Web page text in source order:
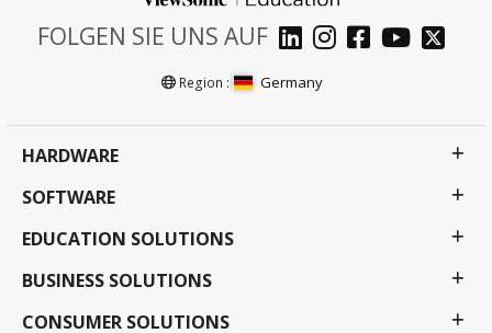
FOLGEN SIE UNS AUF
Region : Germany
HARDWARE
SOFTWARE
EDUCATION SOLUTIONS
BUSINESS SOLUTIONS
CONSUMER SOLUTIONS